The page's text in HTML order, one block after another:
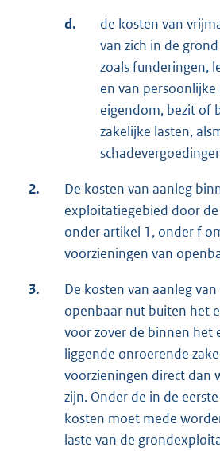
d.
de kosten van
van zich in de
zoals funderingen,
en van
eigendom, bezit of
zakelijke lasten,
2.
De kosten van aanleg
exploitatiegebied door
onder artikel 1, onder f
voorzieningen van
3.
De kosten van aanleg
openbaar nut buiten het
voor zover de binnen het
liggende onroerende
voorzieningen direct dan
zijn. Onder de in de
kosten moet mede
laste van de